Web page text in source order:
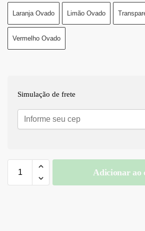
Laranja Ovado Limão Ovado
Vermelho Ovado
Simulação de frete
Adicionar ao